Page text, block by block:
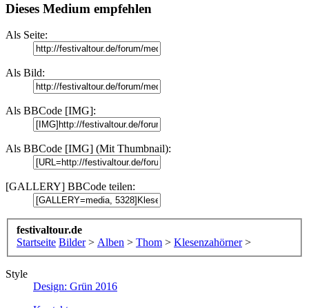
Dieses Medium empfehlen
Als Seite:
Als Bild:
Als BBCode [IMG]:
Als BBCode [IMG] (Mit Thumbnail):
[GALLERY] BBCode teilen:
festivaltour.de
Startseite Bilder > Alben > Thom > Klesenzahörner >
Style
Design: Grün 2016